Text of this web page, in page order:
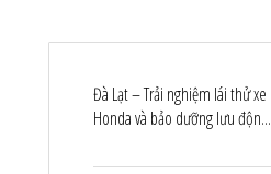
Đà Lạt – Trải nghiệm lái thử xe
Honda và bảo dưỡng lưu độn...